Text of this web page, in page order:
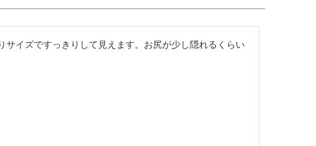
サイズですっきりして見えます。お尻が少し隠れるくらい